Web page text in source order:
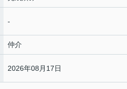
-
仲介
2026年08月17日